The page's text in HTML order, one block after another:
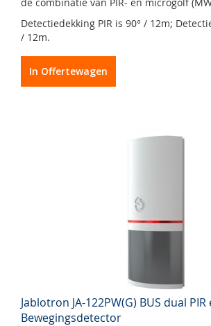
Detectiedekking PIR is 90° / 12m;
/ 12m.
In Offertewagen
Jablotron JA-122PW(G) BUS dual
Bewegingsdetector